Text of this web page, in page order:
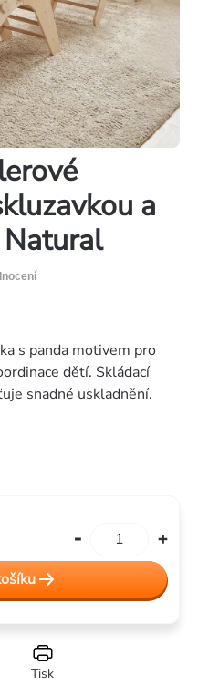
a
s panda motivem pro
dětí. Skládací
snadné uskladnění.
Tisk